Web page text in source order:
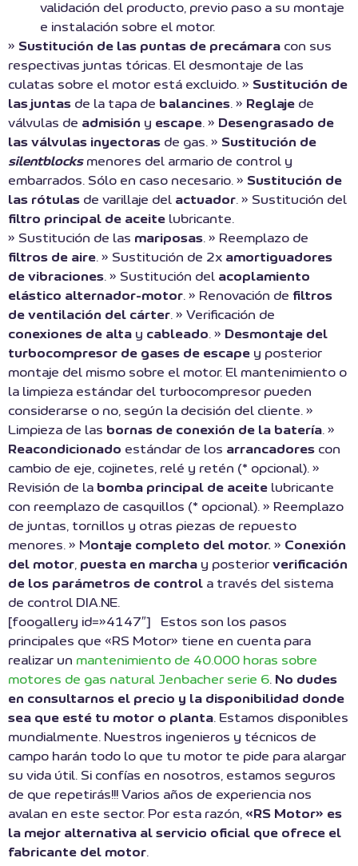
validación del producto, previo paso a su montaje
e instalación sobre el motor.
» Sustitución de las puntas de precámara con sus
respectivas juntas tóricas. El desmontaje de las
culatas sobre el motor está excluido. » Sustitución de
las juntas de la tapa de balancines. » Reglaje de
válvulas de admisión y escape. » Desengrasado de
las válvulas inyectoras de gas. » Sustitución de
silentblocks menores del armario de control y
embarrados. Sólo en caso necesario. » Sustitución de
las rótulas de varillaje del actuador. » Sustitución del
filtro principal de aceite lubricante.
» Sustitución de las mariposas. » Reemplazo de
filtros de aire. » Sustitución de 2x amortiguadores
de vibraciones. » Sustitución del acoplamiento
elástico alternador-motor. » Renovación de filtros
de ventilación del cárter. » Verificación de
conexiones de alta y cableado. » Desmontaje del
turbocompresor de gases de escape y posterior
montaje del mismo sobre el motor. El mantenimiento o
la limpieza estándar del turbocompresor pueden
considerarse o no, según la decisión del cliente. »
Limpieza de las bornas de conexión de la batería. »
Reacondicionado estándar de los arrancadores con
cambio de eje, cojinetes, relé y retén (* opcional). »
Revisión de la bomba principal de aceite lubricante
con reemplazo de casquillos (* opcional). » Reemplazo
de juntas, tornillos y otras piezas de repuesto
menores. » Montaje completo del motor. » Conexión
del motor puesta en marcha y posterior verificación
de los parámetros de control a través del sistema
de control DIA.NE.
[foogallery id=»4147″] Estos son los pasos
principales que «RS Motor» tiene en cuenta para
realizar un mantenimiento de 40.000 horas sobre
motores de gas natural Jenbacher serie 6. No dudes
en consultarnos el precio y la disponibilidad donde
sea que esté tu motor o planta. Estamos disponibles
mundialmente. Nuestros ingenieros y técnicos de
campo harán todo lo que tu motor te pide para alargar
su vida útil. Si confías en nosotros, estamos seguros
de que repetirás!!! Varios años de experiencia nos
avalan en este sector. Por esta razón, «RS Motor» es
la mejor alternativa al servicio oficial que ofrece el
fabricante del motor.